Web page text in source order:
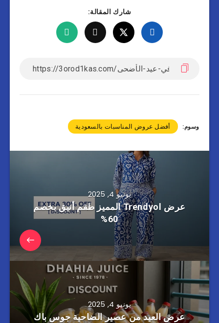
شارك المقالة:
وسوم: أفضل عروض المناسبات بالسعودية
يونيو 4, 2025
عرض Trendyol المميز طقم أنيق بخصم
60%
يونيو 4, 2025
عرض العيد من عصير الضاحية جوس باك